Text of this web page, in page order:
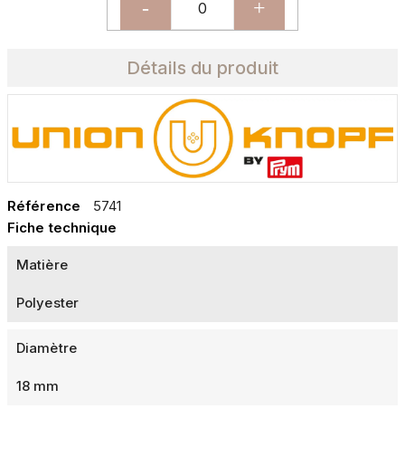
Détails du produit
Référence
5741
Fiche technique
Matière
Polyester
Diamètre
18 mm